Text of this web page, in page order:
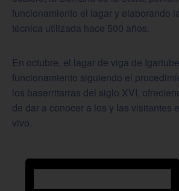
funcionamiento el lagar y elaborando
técnica utilizada hace 500 años.
En octubre, el lagar de viga de
funcionamiento siguiendo el
los baserritarras del siglo XVI,
de dar a conocer a los y las visitantes
vivo.